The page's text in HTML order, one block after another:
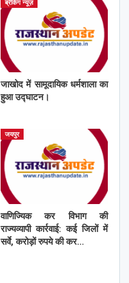
ब्रेकिंग न्यूज़
जाखोद में सामूदायिक धर्मशाला का
हुआ उद्घाटन।
जयपुर
वाणिज्यिक कर विभाग की
राज्यव्यापी कार्रवाई: कई जिलों में
सर्वे, करोड़ों रुपये की कर…